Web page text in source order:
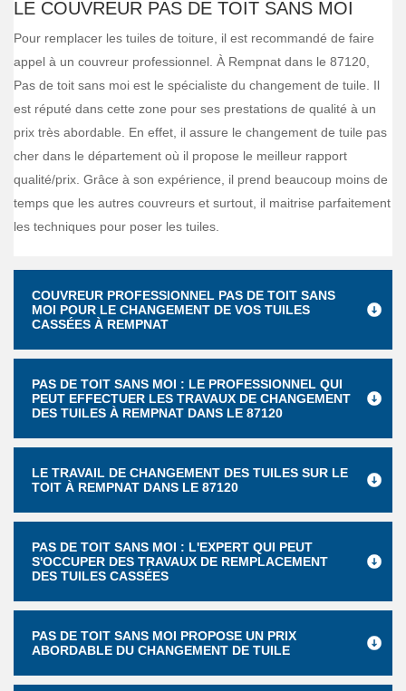
LE COUVREUR PAS DE TOIT SANS MOI
Pour remplacer les tuiles de toiture, il est recommandé de faire
appel à un couvreur professionnel. À Rempnat dans le 87120,
Pas de toit sans moi est le spécialiste du changement de tuile. Il
est réputé dans cette zone pour ses prestations de qualité à un
prix très abordable. En effet, il assure le changement de tuile pas
cher dans le département où il propose le meilleur rapport
qualité/prix. Grâce à son expérience, il prend beaucoup moins de
temps que les autres couvreurs et surtout, il maitrise parfaitement
les techniques pour poser les tuiles.
COUVREUR PROFESSIONNEL PAS DE TOIT SANS
MOI POUR LE CHANGEMENT DE VOS TUILES
CASSÉES À REMPNAT
PAS DE TOIT SANS MOI : LE PROFESSIONNEL QUI
PEUT EFFECTUER LES TRAVAUX DE CHANGEMENT
DES TUILES À REMPNAT DANS LE 87120
LE TRAVAIL DE CHANGEMENT DES TUILES SUR LE
TOIT À REMPNAT DANS LE 87120
PAS DE TOIT SANS MOI : L'EXPERT QUI PEUT
S'OCCUPER DES TRAVAUX DE REMPLACEMENT
DES TUILES CASSÉES
PAS DE TOIT SANS MOI PROPOSE UN PRIX
ABORDABLE DU CHANGEMENT DE TUILE